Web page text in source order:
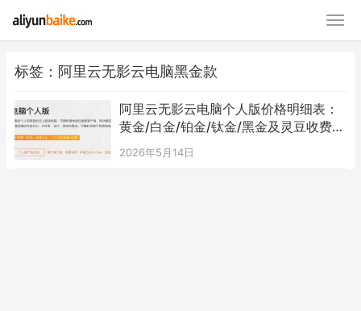
标签：阿里云无影云电脑黑金款
阿里云无影云电脑个人版价格明细表：
黄金/白金/铂金/钛金/黑金及灵豆收费标
准
2026年5月14日